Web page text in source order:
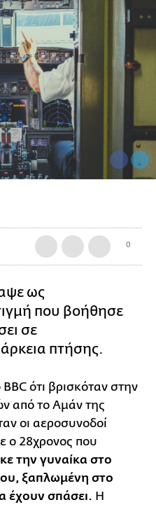
0
ως
που βοήθησε
σε
πτήσης.
ότι βρισκόταν στην
από το Αμάν της
οι αεροσυνοδοί
ο 28χρονος που
την γυναίκα στο
ξαπλωμένη στο
έχουν σπάσει. Η